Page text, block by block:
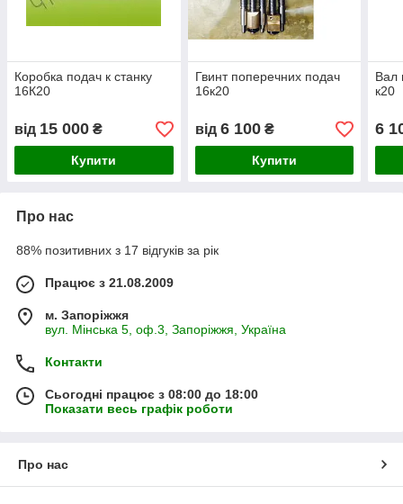
Коробка подач к станку
16К20
від 15 000 ₴
Купити
Гвинт поперечних подач
16к20
від 6 100₴
Купити
Вал
к20
6
Про нас
88% позитивних з 17 відгуків за рік
Працює з 21.08.2009
м. Запоріжжя
вул. Мінська 5, оф.3, Запоріжжя, Україна
Контакти
Сьогодні працює з 08:00 до 18:00
Показати весь графік роботи
Про нас